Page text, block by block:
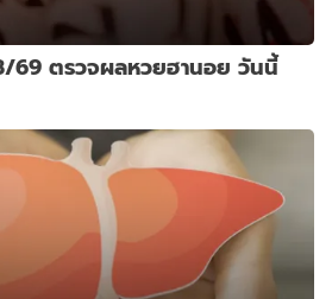
69 ตรวจผลหวยฮานอย วันนี้